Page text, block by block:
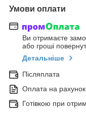
Умови оплати
Ви отримаєте
або гроші
Детальніше
Післяплата
Оплата на рахунок
Готівкою при